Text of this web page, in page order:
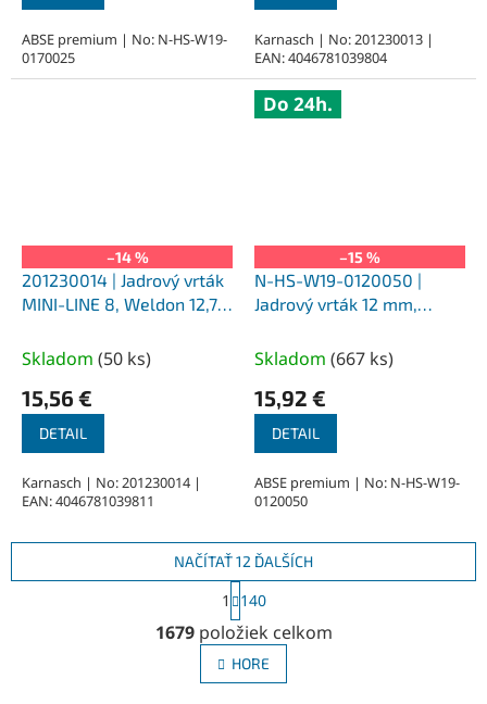
ABSE premium | No: N-HS-W19-
0170025
Karnasch | No: 201230013 |
EAN: 4046781039804
–14 %
201230014 | Jadrový vrták
MINI-LINE 8, Weldon 12,7,
Skladom (50 ks)
15,56 €
DETAIL
Karnasch | No: 201230014 |
EAN: 4046781039811
Do 24h.
–15 %
N-HS-W19-0120050 |
Jadrový vrták 12 mm,
upnutie Weldon 19
Skladom (667 ks)
15,92 €
DETAIL
ABSE premium | No: N-HS-W19-
0120050
O
v
l
á
NAČÍTAŤ 12 ĎALŠÍCH
t
r
á
n
k
1 140
1679položiek celkom
HORE